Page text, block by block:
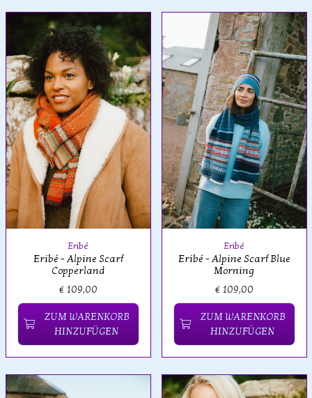
Eribé
Eribé - Alpine Scarf
Copperland
€ 109,00
ZUM WARENKORB
HINZUFÜGEN
Eribé
Eribé - Alpine Scarf Blue
Morning
€ 109,00
ZUM WARENKORB
HINZUFÜGEN